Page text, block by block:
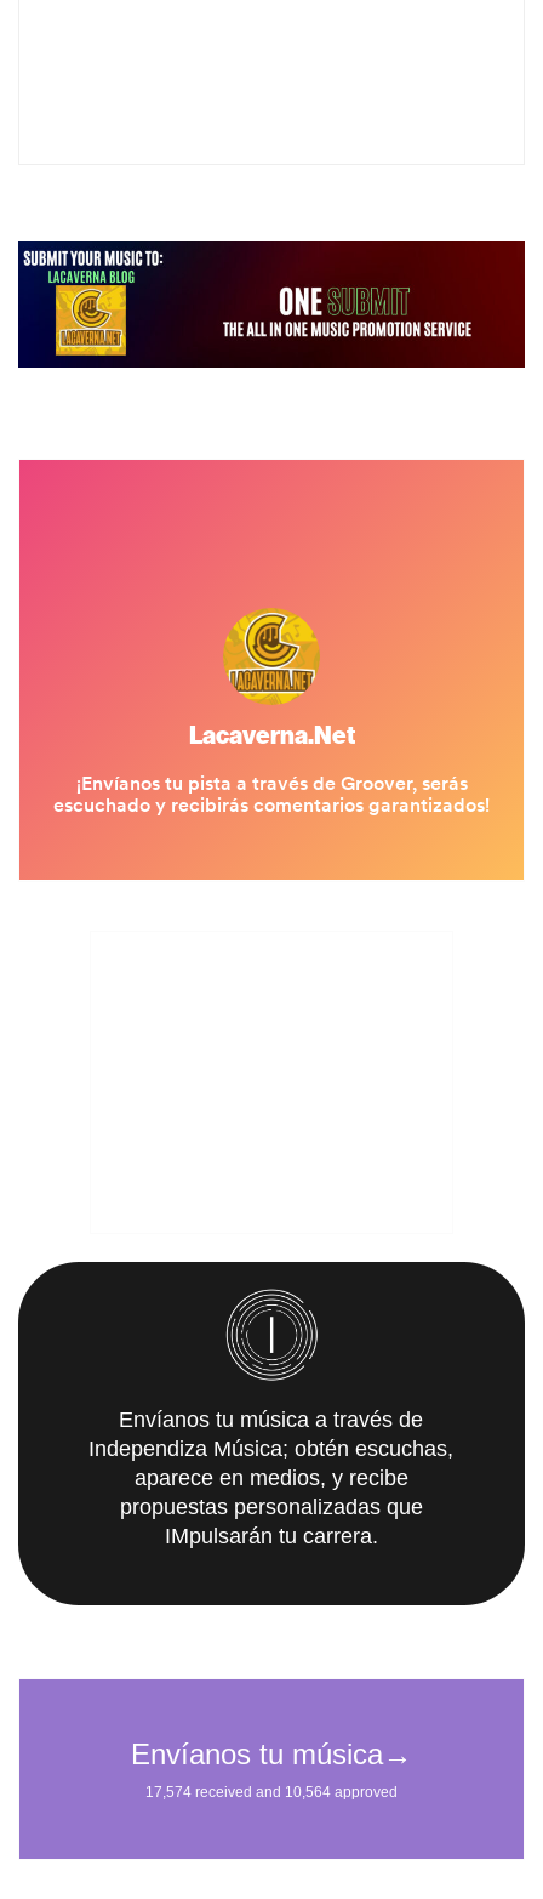
Envíanos tu música a través de
Independiza Música; obtén escuchas,
aparece en medios, y recibe
propuestas personalizadas que
IMpulsarán tu carrera.